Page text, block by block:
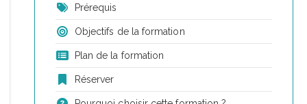
Prérequis
Objectifs de la formation
Plan de la formation
Réserver